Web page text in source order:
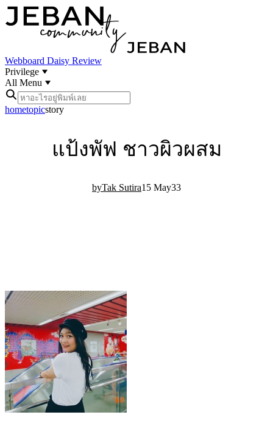
Webboard Daisy Review
Privilege
All Menu
hometopicstory
แป้งพัฟ ชาวผิวผสม
Tak Sutira15 May33